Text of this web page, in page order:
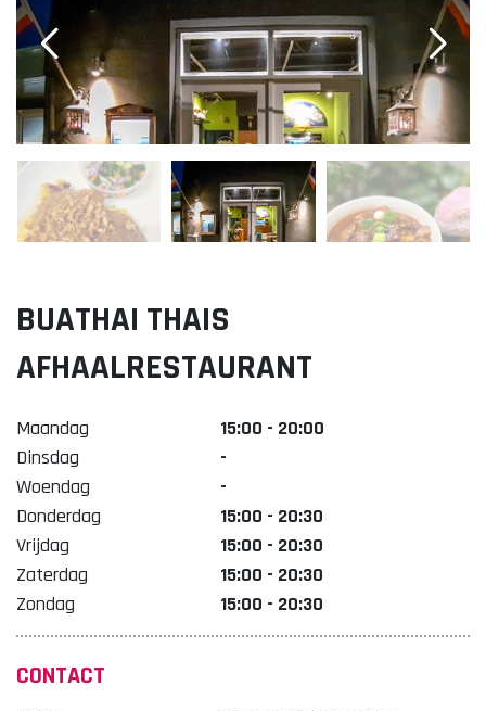
Parkeren in Doetinchem
Openbaar vervoer
Gratis Shuttle
FAQ
Organisatie Binnenstadbedrijf Doetinchem
BUATHAI THAIS
AFHAALRESTAURANT
Maandag
15:00 - 20:00
Dinsdag
-
Woendag
-
Donderdag
15:00 - 20:30
Vrijdag
15:00 - 20:30
Zaterdag
15:00 - 20:30
Zondag
15:00 - 20:30
CONTACT